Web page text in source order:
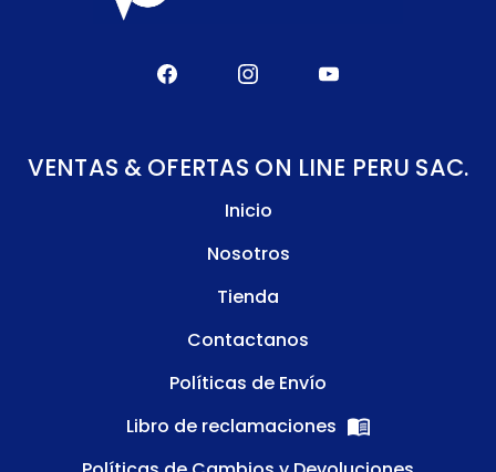
VENTAS & OFERTAS ON LINE PERU SAC.
Inicio
Nosotros
Tienda
Contactanos
Políticas de Envío
Libro de reclamaciones